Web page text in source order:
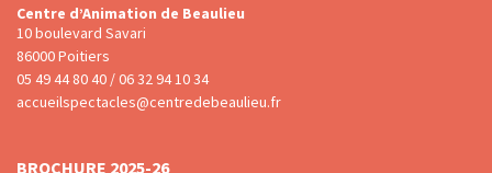
Centre d’Animation de Beaulieu
10 boulevard Savari
86000 Poitiers
05 49 44 80 40 / 06 32 94 10 34
accueilspectacles@centredebeaulieu.fr
BROCHURE 2025-26